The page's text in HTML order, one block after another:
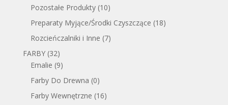
Pozostałe Produkty (10)
Preparaty Myjące/Środki Czyszczące (18)
Rozcieńczalniki i Inne (7)
FARBY (32)
Emalie (9)
Farby Do Drewna (0)
Farby Wewnętrzne (16)